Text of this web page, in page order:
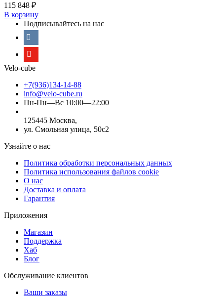
115 848 ₽
В корзину
Подписывайтесь на нас
Velo-cube
+7(936)134-14-88
info@velo-cube.ru
Пн-Пн—Вс 10:00—22:00
125445 Москва,
ул. Смольная улица, 50с2
Узнайте о нас
Политика обработки персональных данных
Политика использования файлов cookie
О нас
Доставка и оплата
Гарантия
Приложения
Магазин
Поддержка
Хаб
Блог
Обслуживание клиентов
Ваши заказы